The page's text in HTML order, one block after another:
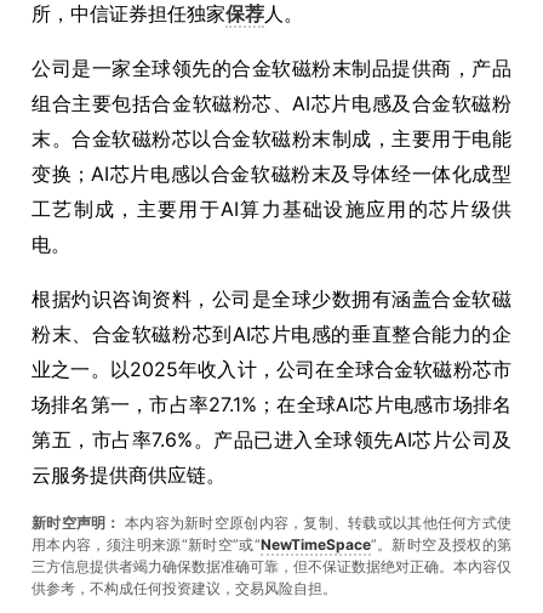
所，中信证券担任独家保荐人。
公司是一家全球领先的合金软磁粉末制品提供商，产品
组合主要包括合金软磁粉芯、AI芯片电感及合金软磁粉
末。合金软磁粉芯以合金软磁粉末制成，主要用于电能
变换；AI芯片电感以合金软磁粉末及导体经一体化成型
工艺制成，主要用于AI算力基础设施应用的芯片级供
电。
根据灼识咨询资料，公司是全球少数拥有涵盖合金软磁
粉末、合金软磁粉芯到AI芯片电感的垂直整合能力的企
业之一。以2025年收入计，公司在全球合金软磁粉芯市
场排名第一，市占率27.1%；在全球AI芯片电感市场排名
第五，市占率7.6%。产品已进入全球领先AI芯片公司及
云服务提供商供应链。
新时空声明： 本内容为新时空原创内容，复制、转载或以其他任何方式使
用本内容，须注明来源“新时空”或“NewTimeSpace”。新时空及授权的第
三方信息提供者竭力确保数据准确可靠，但不保证数据绝对正确。本內容仅
供参考，不构成任何投资建议，交易风险自担。